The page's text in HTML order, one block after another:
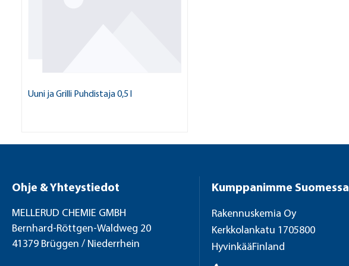
Uuni ja Grilli Puhdistaja 0,5 l
Ohje & Yhteystiedot
MELLERUD CHEMIE GMBH
Bernhard-Röttgen-Waldweg 20
41379 Brüggen / Niederrhein
Kumppanimme Suomessa
Rakennuskemia Oy
Kerkkolankatu 1705800
HyvinkääFinland